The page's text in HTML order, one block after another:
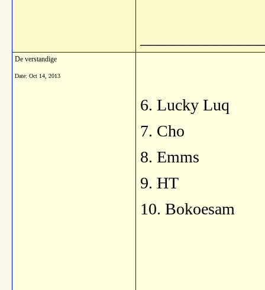
De verstandige
Date: Oct 14, 2013
6. Lucky Luq
7. Cho
8. Emms
9. HT
10. Bokoesam